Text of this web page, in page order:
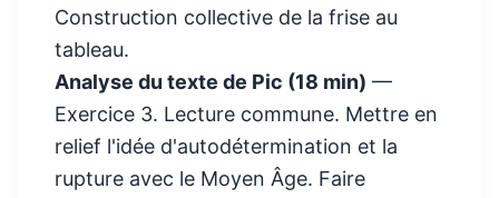
Construction collective de la frise au
tableau.
Analyse du texte de Pic (18 min) —
Exercice 3. Lecture commune. Mettre en
relief l'idée d'autodétermination et la
rupture avec le Moyen Âge. Faire